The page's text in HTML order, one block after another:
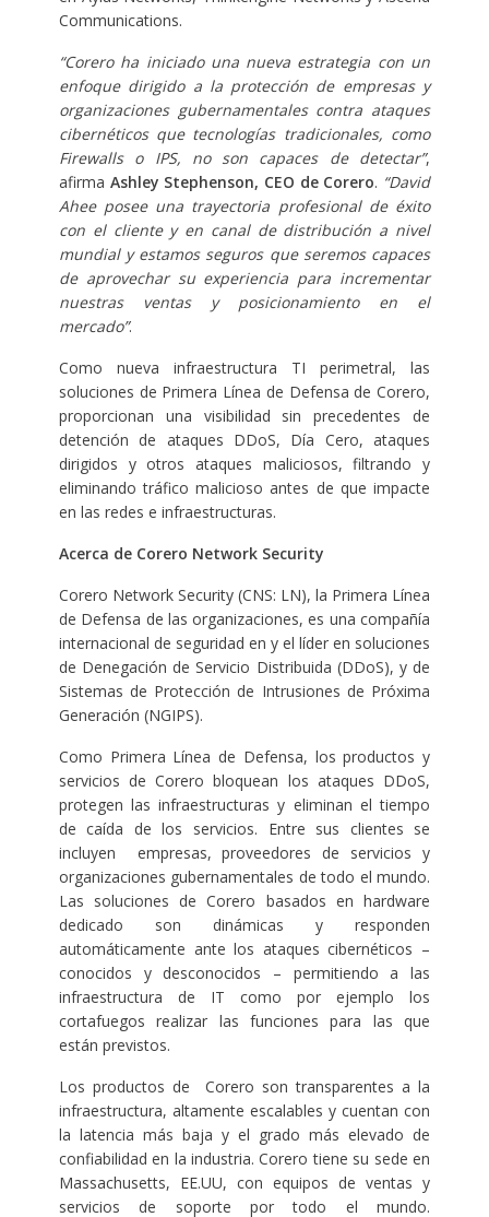
Communications.
“Corero ha iniciado una nueva estrategia con un
enfoque dirigido a la protección de empresas y
organizaciones gubernamentales contra ataques
cibernéticos que tecnologías tradicionales, como
Firewalls o IPS, no son capaces de detectar”,
afirma Ashley Stephenson, CEO de Corero. “David
Ahee posee una trayectoria profesional de éxito
con el cliente y en canal de distribución a nivel
mundial y estamos seguros que seremos capaces
de aprovechar su experiencia para incrementar
nuestras ventas y posicionamiento en el
mercado”.
Como nueva infraestructura TI perimetral, las
soluciones de Primera Línea de Defensa de Corero,
proporcionan una visibilidad sin precedentes de
detención de ataques DDoS, Día Cero, ataques
dirigidos y otros ataques maliciosos, filtrando y
eliminando tráfico malicioso antes de que impacte
en las redes e infraestructuras.
Acerca de Corero Network Security
Corero Network Security (CNS: LN), la Primera Línea
de Defensa de las organizaciones, es una compañía
internacional de seguridad en y el líder en soluciones
de Denegación de Servicio Distribuida (DDoS), y de
Sistemas de Protección de Intrusiones de Próxima
Generación (NGIPS).
Como Primera Línea de Defensa, los productos y
servicios de Corero bloquean los ataques DDoS,
protegen las infraestructuras y eliminan el tiempo
de caída de los servicios. Entre sus clientes se
incluyen empresas, proveedores de servicios y
organizaciones gubernamentales de todo el mundo.
Las soluciones de Corero basados en hardware
dedicado son dinámicas y responden
automáticamente ante los ataques cibernéticos –
conocidos y desconocidos – permitiendo a las
infraestructura de IT como por ejemplo los
cortafuegos realizar las funciones para las que
están previstos.
Los productos de Corero son transparentes a la
infraestructura, altamente escalables y cuentan con
la latencia más baja y el grado más elevado de
confiabilidad en la industria. Corero tiene su sede en
Massachusetts, EE.UU, con equipos de ventas y
servicios de soporte por todo el mundo.